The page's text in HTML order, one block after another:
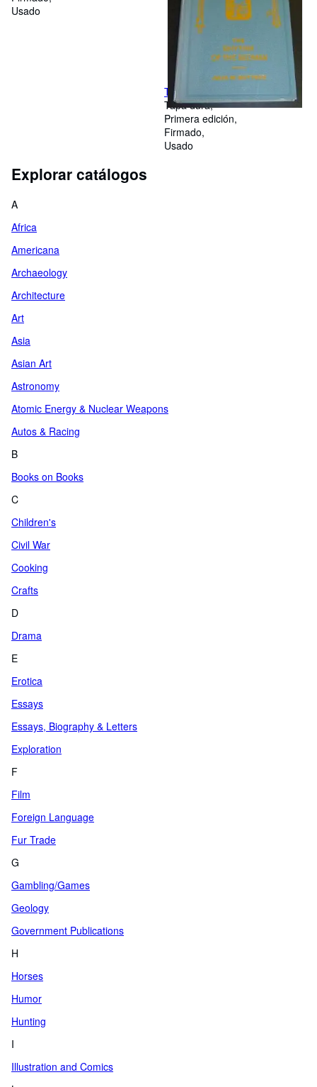
Usado
The Rhythm of the Redman
Tapa dura
Primera edición
Firmado
Usado
Explorar catálogos
A
Africa
Americana
Archaeology
Architecture
Art
Asia
Asian Art
Astronomy
Atomic Energy & Nuclear Weapons
Autos & Racing
B
Books on Books
C
Children's
Civil War
Cooking
Crafts
D
Drama
E
Erotica
Essays
Essays, Biography & Letters
Exploration
F
Film
Foreign Language
Fur Trade
G
Gambling/Games
Geology
Government Publications
H
Horses
Humor
Hunting
I
Illustration and Comics